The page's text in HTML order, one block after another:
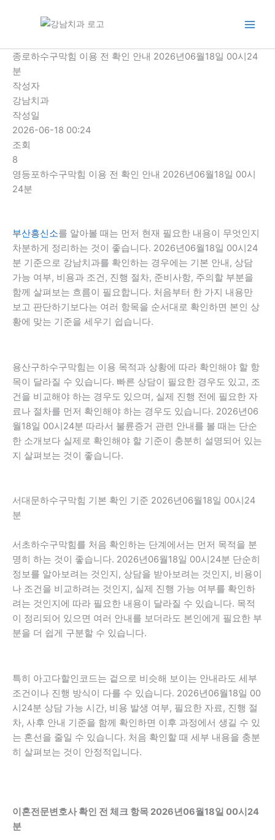
로 종로하수구막힘 이용 전 확인 안내 2026년06월18일 00시24
분
작성자
강남치과
작성일
2026-06-18 00:24
조회
8
영등포하수구막힘 이용 전 확인 안내 2026년06월18일 00시
24분
부산흥신소를 알아볼 때는 먼저 현재 필요한 내용이 무엇인지
차분하게 정리하는 것이 좋습니다. 2026년06월18일 00시24
분 기준으로 강남치과를 확인하는 경우에는 기본 안내, 상담
가능 여부, 비용과 조건, 진행 절차, 준비사항, 주의할 부분을
함께 살펴보는 흐름이 필요합니다. 처음부터 한 가지 내용만
보고 판단하기보다는 여러 항목을 순서대로 확인하면 본인 상
황에 맞는 기준을 세우기 쉽습니다.
용산구하수구막힘는 이용 목적과 상황에 따라 확인해야 할 항
목이 달라질 수 있습니다. 빠른 상담이 필요한 경우도 있고, 조
건을 비교해야 하는 경우도 있으며, 실제 진행 전에 필요한 자
료나 절차를 먼저 확인해야 하는 경우도 있습니다. 2026년06
월18일 00시24분 따라서 불륜증거 관련 안내를 볼 때는 단순
한 소개보다 실제로 확인해야 할 기준이 충분히 설명되어 있는
지 살펴보는 것이 좋습니다.
서대문하수구막힘 기본 확인 기준 2026년06월18일 00시24
분
서초하수구막힘를 처음 확인하는 단계에서는 먼저 목적을 분
명히 하는 것이 좋습니다. 2026년06월18일 00시24분 단순히
정보를 알아보려는 것인지, 상담을 받아보려는 것인지, 비용이
나 조건을 비교하려는 것인지, 실제 진행 가능 여부를 확인하
려는 것인지에 따라 필요한 내용이 달라질 수 있습니다. 목적
이 정리되어 있으면 여러 안내를 보더라도 본인에게 필요한 부
분을 더 쉽게 구분할 수 있습니다.
특히 아고다할인코드는 겉으로 비슷해 보이는 안내라도 세부
조건이나 진행 방식이 다를 수 있습니다. 2026년06월18일 00
시24분 상담 가능 시간, 비용 발생 여부, 필요한 자료, 진행 절
차, 사후 안내 기준을 함께 확인하면 이후 과정에서 생길 수 있
는 혼선을 줄일 수 있습니다. 처음 확인할 때 세부 내용을 충분
히 살펴보는 것이 안정적입니다.
이혼전문변호사 확인 전 체크 항목 2026년06월18일 00시24
분